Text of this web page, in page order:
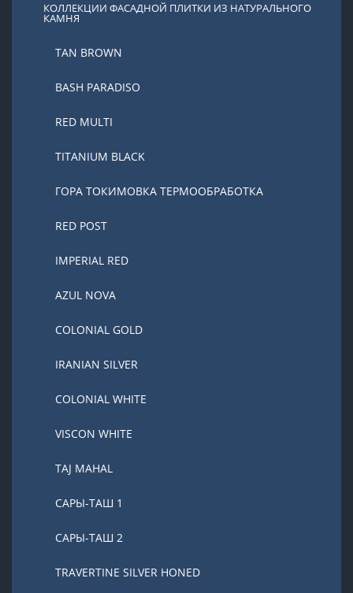
КОЛЛЕКЦИИ ФАСАДНОЙ ПЛИТКИ ИЗ НАТУРАЛЬНОГО
КАМНЯ
TAN BROWN
BASH PARADISO
RED MULTI
TITANIUM BLACK
ГОРА ТОКИМОВКА ТЕРМООБРАБОТКА
RED POST
IMPERIAL RED
AZUL NOVA
COLONIAL GOLD
IRANIAN SILVER
COLONIAL WHITE
VISCON WHITE
TAJ MAHAL
САРЫ-ТАШ 1
САРЫ-ТАШ 2
TRAVERTINE SILVER HONED